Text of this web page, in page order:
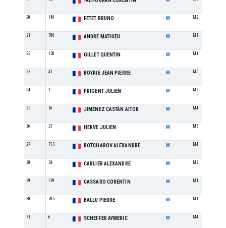
20 140 FETET BRUNO M M2
21 780 ANDRE MATHIEU M M1
22 128 GILLET QUENTIN M M1
23 41 BOYRIE JEAN PIERRE M M5
24 1 PRIGENT JULIEN M M2
25 16 JIMÉNEZ CASTÁN AITOR M M4
26 21 HERVE JULIEN M M3
27 713 BOTCHAROV ALEXANDRE M M4
28 34 CARLIER ALEXANDRE M M2
29 739 CASSARO CORENTIN M M1
30 785 BALLU PIERRE M M1
31 6 SCHEFFER AYMERIC M M4